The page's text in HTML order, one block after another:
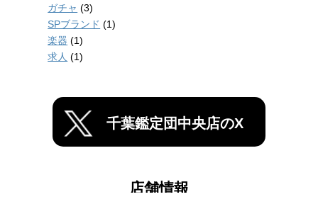
ガチャ (3)
SPブランド (1)
楽器 (1)
求人 (1)
千葉鑑定団中央店のX
店舗情報